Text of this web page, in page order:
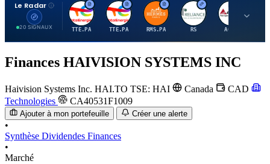
Le Radar
20 SIGNAUX
T
TTE.PA
T
TTE.PA
H
RMS.PA
R
RS
A
AGCO
Finances HAIVISION SYSTEMS INC
Haivision Systems Inc. HAI.TO TSE: HAI Canada
CAD
Technologies
CA40531F1009
Ajouter à mon portefeuille Créer une alerte
•
Synthèse Dividendes Finances
•
Marché